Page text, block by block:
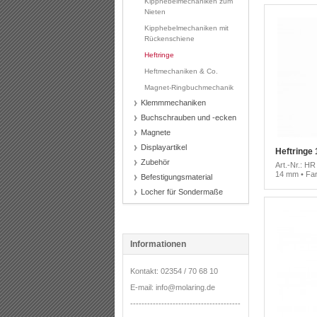
Nieten
Kipphebelmechaniken mit
Rückenschiene
Heftringe
Heftmechaniken & Co.
Magnet-Ringbuchmechanik
Klemmmechaniken
Buchschrauben und -ecken
Magnete
Displayartikel
Zubehör
Befestigungsmaterial
Locher für Sondermaße
Informationen
Kontakt: 02354 / 70 68 10
E-mail: info@molaring.de
---------------------------------------
Heftringe
Art.-Nr.:
14 mm •